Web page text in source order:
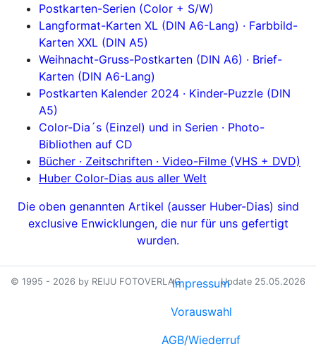
Postkarten-Serien (Color + S/W)
Langformat-Karten XL (DIN A6-Lang) · Farbbild-
Karten XXL (DIN A5)
Weihnacht-Gruss-Postkarten (DIN A6) · Brief-
Karten (DIN A6-Lang)
Postkarten Kalender 2024 · Kinder-Puzzle (DIN
A5)
Color-Dia´s (Einzel) und in Serien · Photo-
Bibliothen auf CD
Bücher · Zeitschriften · Video-Filme (VHS + DVD)
Huber Color-Dias aus aller Welt
Die oben genannten Artikel (ausser Huber-Dias) sind
exclusive Enwicklungen, die nur für uns gefertigt
wurden.
Update 25.05.2026
© 1995 - 2026 by REIJU FOTOVERLAGImpressum
Vorauswahl
AGB/Wiederruf